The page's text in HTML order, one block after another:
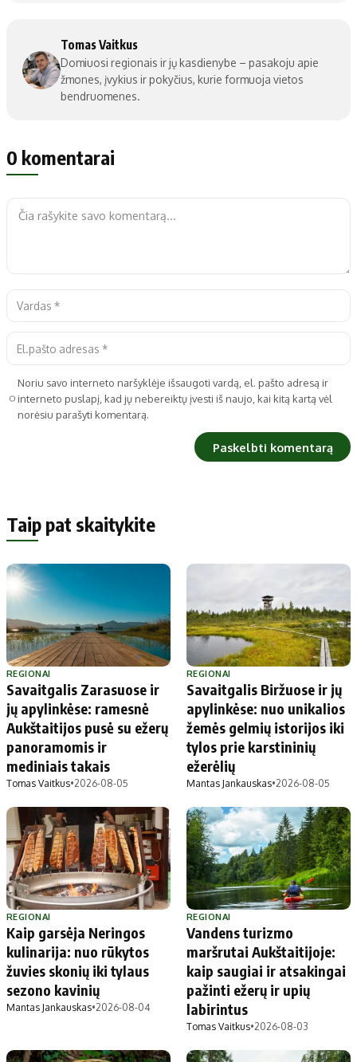
Tomas Vaitkus
Domiuosi regionais ir jų kasdienybe – pasakoju apie
žmones, įvykius ir pokyčius, kurie formuoja vietos
bendruomenes.
0 komentarai
Noriu savo interneto naršyklėje išsaugoti vardą, el. pašto adresą ir
interneto puslapį, kad jų nebereiktų įvesti iš naujo, kai kitą kartą vėl
norėsiu parašyti komentarą.
Taip pat skaitykite
REGIONAI
Savaitgalis Zarasuose ir
jų apylinkėse: ramesnė
Aukštaitijos pusė su ežerų
panoramomis ir
mediniais takais
Tomas Vaitkus•2026-08-05
REGIONAI
Savaitgalis Biržuose ir jų
apylinkėse: nuo unikalios
žemės gelmių istorijos iki
tylos prie karstininių
ežerėlių
Mantas Jankauskas•2026-08-05
REGIONAI
Kaip garsėja Neringos
kulinarija: nuo rūkytos
žuvies skonių iki tylaus
sezono kavinių
Mantas Jankauskas•2026-08-04
REGIONAI
Vandens turizmo
maršrutai Aukštaitijoje:
kaip saugiai ir atsakingai
pažinti ežerų ir upių
labirintus
Tomas Vaitkus•2026-08-03